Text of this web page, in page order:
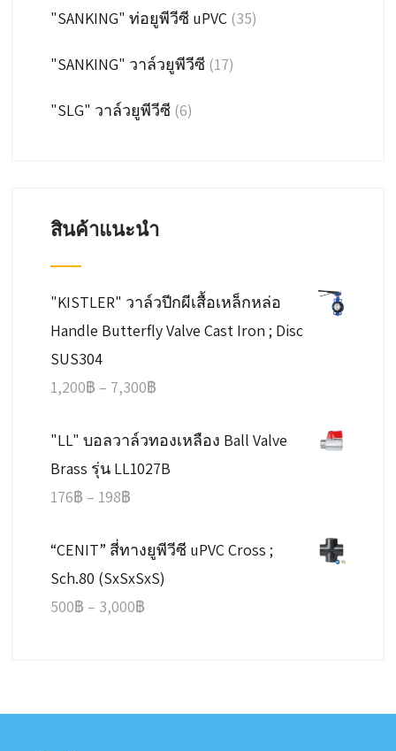
"SANKING" ท่อยูพีวีซี uPVC (35)
"SANKING" วาล์วยูพีวีซี (17)
"SLG" วาล์วยูพีวีซี (6)
สินค้าแนะนำ
"KISTLER" วาล์วปีกผีเสื้อเหล็กหล่อ
Handle Butterfly Valve Cast Iron ; Disc
SUS304
1,200฿ – 7,300฿Price
1,200฿
through
"LL" บอลวาล์วทองเหลือง Ball Valve
Brass รุ่น LL1027B
176฿ – 198฿Price
176฿
through
198฿
“CENIT” สี่ทางยูพีวีซี uPVC Cross ;
Sch.80 (SxSxSxS)
500฿ – 3,000฿Price
3,000฿